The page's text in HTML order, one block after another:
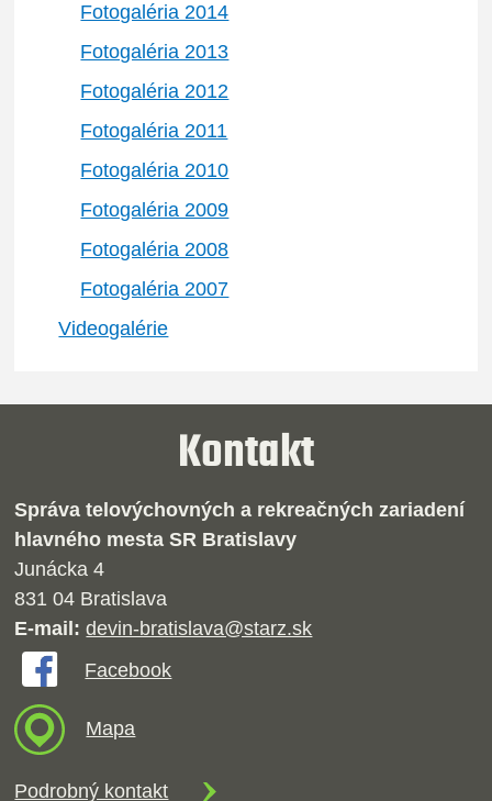
Fotogaléria 2014
Fotogaléria 2013
Fotogaléria 2012
Fotogaléria 2011
Fotogaléria 2010
Fotogaléria 2009
Fotogaléria 2008
Fotogaléria 2007
Videogalérie
Kontakt
Správa telovýchovných a rekreačných zariadení
hlavného mesta SR Bratislavy
Junácka 4
831 04 Bratislava
E-mail: devin-bratislava@starz.sk
Facebook
Mapa
Podrobný kontakt